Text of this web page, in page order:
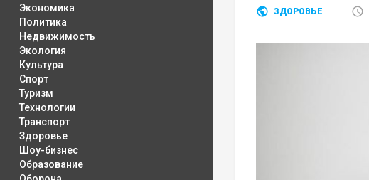
Экономика
Политика
Недвижимость
Экология
Культура
Спорт
Туризм
Технологии
Транспорт
Здоровье
Шоу-бизнес
Образование
ЗДОРОВЬЕ